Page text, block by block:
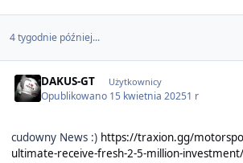
4 tygodnie później...
DAKUS-GT Użytkownicy
Opublikowano 15 kwietnia 20251 r
cudowny News :) https://traxion.gg/
ultimate-receive-fresh-2-5-million-investment/